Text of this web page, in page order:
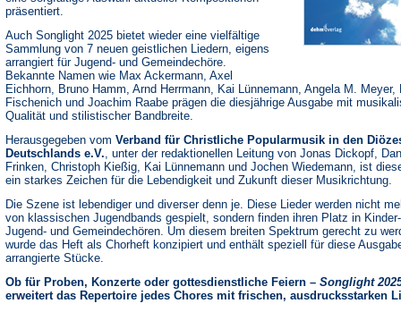
präsentiert.
Auch Songlight 2025 bietet wieder eine vielfältige
Sammlung von 7 neuen geistlichen Liedern, eigens
arrangiert für Jugend- und Gemeindechöre.
Bekannte Namen wie Max Ackermann, Axel
Eichhorn, Bruno Hamm, Arnd Herrmann, Kai Lünnemann, Angela M. Meyer,
Fischenich und Joachim Raabe prägen die diesjährige Ausgabe mit
Qualität und stilistischer Bandbreite.
Herausgegeben vom Verband für Christliche Popularmusik in den
Deutschlands e.V., unter der redaktionellen Leitung von Jonas Dickopf,
Frinken, Christoph Kießig, Kai Lünnemann und Jochen Wiedemann, ist
ein starkes Zeichen für die Lebendigkeit und Zukunft dieser Musikrichtung.
Die Szene ist lebendiger und diverser denn je. Diese Lieder werden nicht
von klassischen Jugendbands gespielt, sondern finden ihren Platz in
Jugend- und Gemeindechören. Um diesem breiten Spektrum gerecht zu
wurde das Heft als Chorheft konzipiert und enthält speziell für diese
arrangierte Stücke.
Ob für Proben, Konzerte oder gottesdienstliche Feiern – Songlight
erweitert das Repertoire jedes Chores mit frischen, ausdrucksstarken